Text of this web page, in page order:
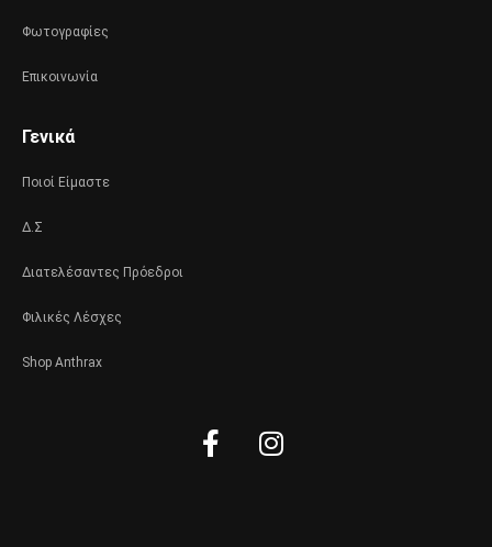
Φωτογραφίες
Επικοινωνία
Γενικά
Ποιοί Είμαστε
Δ.Σ
Διατελέσαντες Πρόεδροι
Φιλικές Λέσχες
Shop Anthrax
Facebook-
f
Instagram